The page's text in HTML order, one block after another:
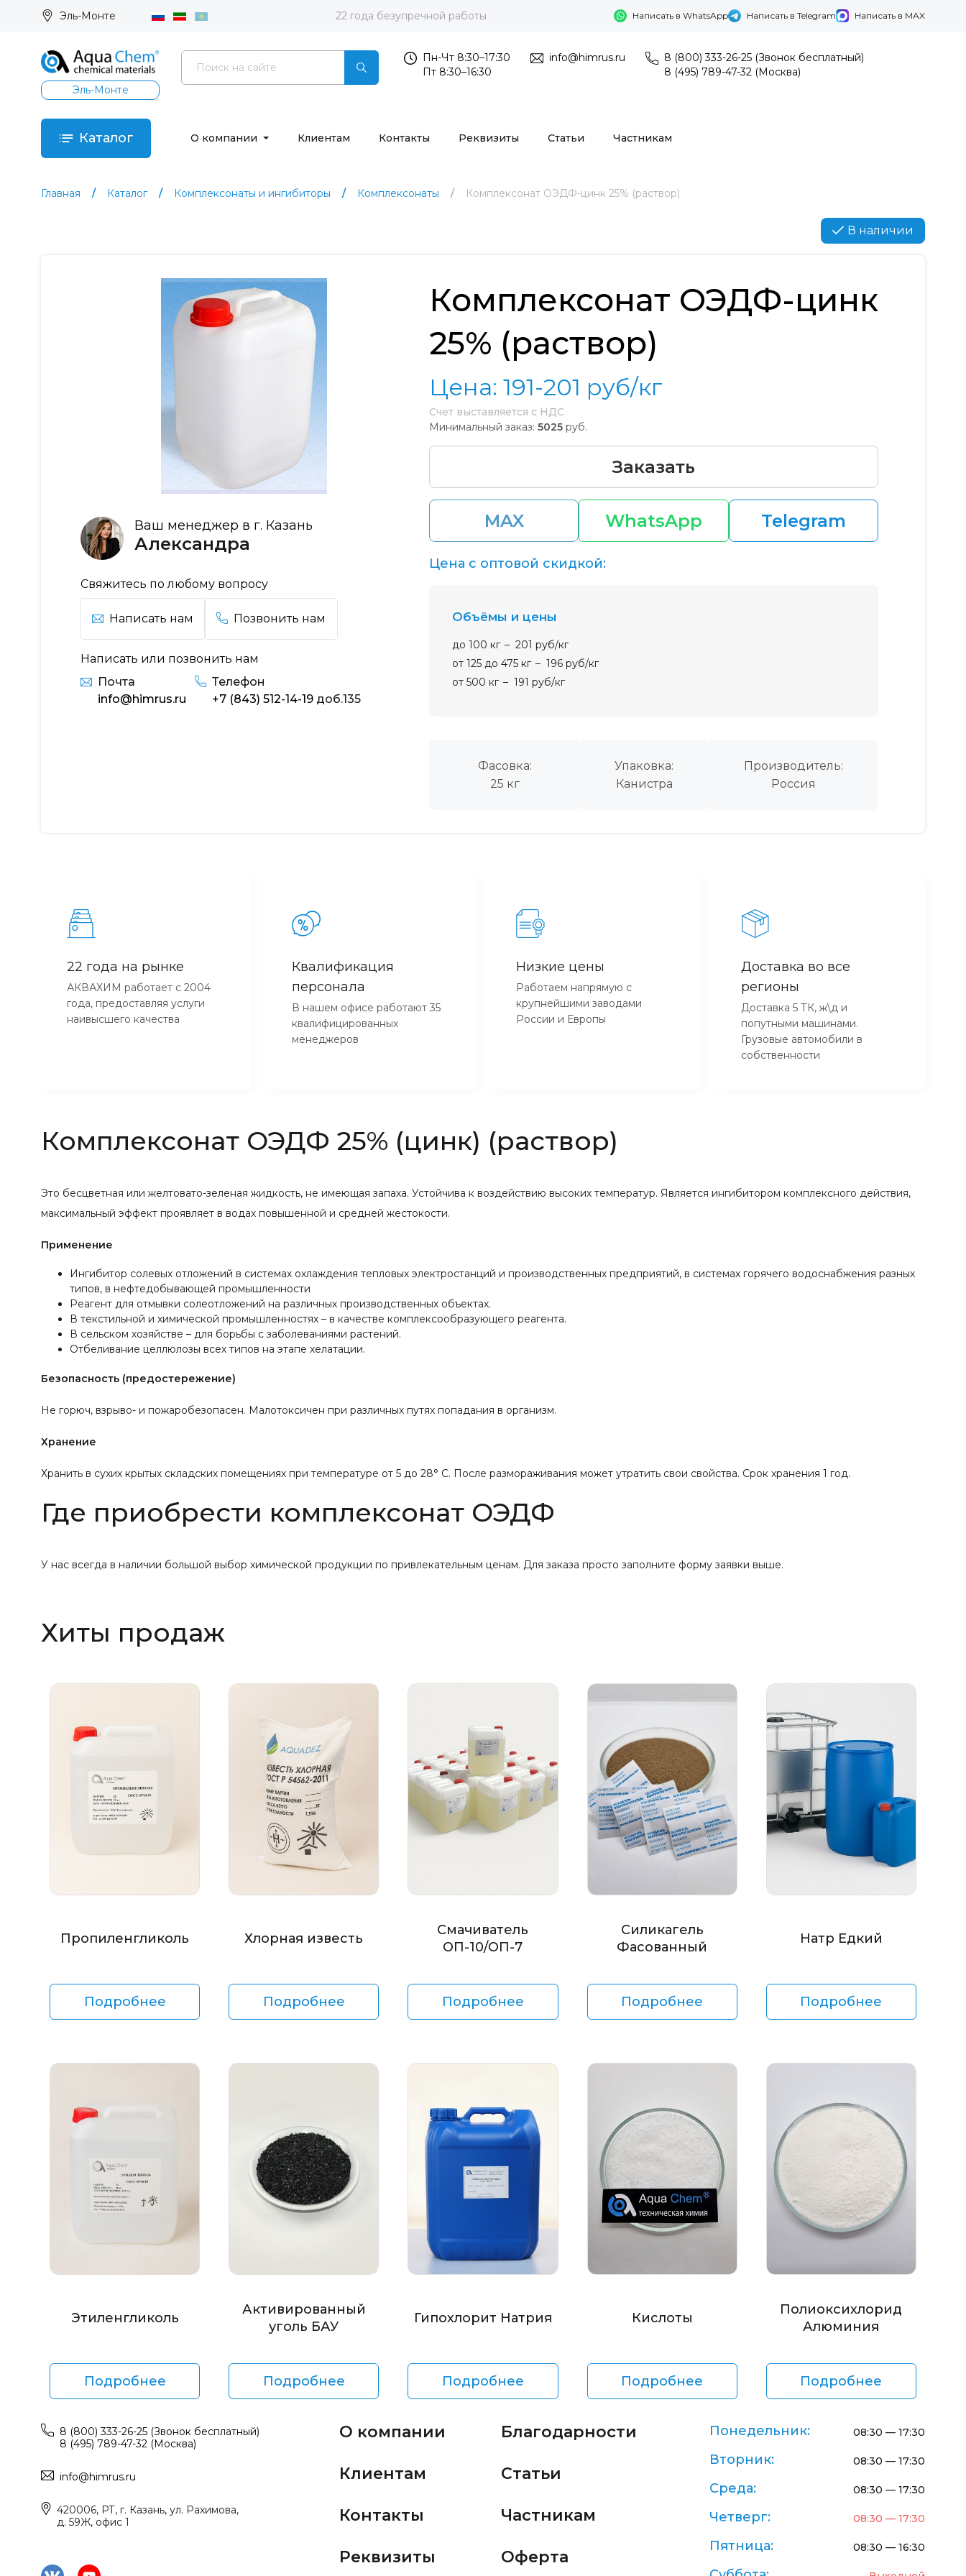
Эль-Монте 22 года безупречной работы Написать в WhatsApp Написать в Telegram Написать в MAX
Эль-Монте
Пн-Чт 8:30–17:30
Пт 8:30–16:30
info@himrus.ru
8 (800) 333-26-25 (Звонок бесплатный)
8 (495) 789-47-32 (Москва)
Каталог О компании Клиентам Контакты Реквизиты Статьи Частникам
Главная Каталог Комплексонаты и ингибиторы Комплексонаты Комплексонат ОЭДФ-цинк 25% (раствор)
В наличии
Ваш менеджер в г. Казань
Александра
Свяжитесь по любому вопросу
Написать нам Позвонить нам
Написать или позвонить нам
Почта
info@himrus.ru
Телефон
+7 (843) 512-14-19 доб.135
Комплексонат ОЭДФ-цинк
25% (раствор)
Цена: 191-201 руб/кг
Счет выставляется с НДС
Минимальный заказ: 5025 руб.
Заказать
MAX WhatsApp Telegram
Фасовка:
25 кг
Упаковка:
Канистра
Производитель:
Россия
Цена с оптовой скидкой:
Объёмы и цены
до 100 кг
201 руб/кг
от 125 до 475 кг
196 руб/кг
от 500 кг
191 руб/кг
22 года на рынке
АКВАХИМ работает с 2004
года, предоставляя услуги
наивысшего качества
Квалификация
персонала
В нашем офисе работают 35
квалифицированных
менеджеров
Низкие цены
Работаем напрямую с
крупнейшими заводами
России и Европы
Доставка во все
регионы
Доставка 5 ТК, ж\д и
попутными машинами.
Грузовые автомобили в
собственности
Комплексонат ОЭДФ 25% (цинк) (раствор)
Это бесцветная или желтовато-зеленая жидкость, не имеющая запаха. Устойчива к воздействию высоких температур. Является ингибитором комплексного действия,
максимальный эффект проявляет в водах повышенной и средней жестокости.
Применение
Ингибитор солевых отложений в системах охлаждения тепловых электростанций и производственных предприятий, в системах горячего водоснабжения разных
типов, в нефтедобывающей промышленности
Реагент для отмывки солеотложений на различных производственных объектах.
В текстильной и химической промышленностях – в качестве комплексообразующего реагента.
В сельском хозяйстве – для борьбы с заболеваниями растений.
Отбеливание целлюлозы всех типов на этапе хелатации.
Безопасность (предостережение)
Не горюч, взрыво- и пожаробезопасен. Малотоксичен при различных путях попадания в организм.
Хранение
Хранить в сухих крытых складских помещениях при температуре от 5 до 28° С. После размораживания может утратить свои свойства. Срок хранения 1 год.
Где приобрести комплексонат ОЭДФ
У нас всегда в наличии большой выбор химической продукции по привлекательным ценам. Для заказа просто заполните форму заявки выше.
Хиты продаж
Пропиленгликоль
Подробнее
Хлорная известь
Подробнее
Смачиватель
ОП-10/ОП-7
Подробнее
Силикагель
Фасованный
Подробнее
Натр Едкий
Подробнее
Этиленгликоль
Подробнее
Активированный
уголь БАУ
Подробнее
Гипохлорит Натрия
Подробнее
Кислоты
Подробнее
Полиоксихлорид
Алюминия
Подробнее
8 (800) 333-26-25 (Звонок бесплатный)
8 (495) 789-47-32 (Москва)
info@himrus.ru
420006, РТ, г. Казань, ул. Рахимова,
д. 59Ж, офис 1
О компании
Клиентам
Контакты
Реквизиты
Благодарности
Статьи
Частникам
Оферта
Понедельник: 08:30 — 17:30
Вторник: 08:30 — 17:30
Среда: 08:30 — 17:30
Четверг: 08:30 — 17:30
Пятница: 08:30 — 16:30